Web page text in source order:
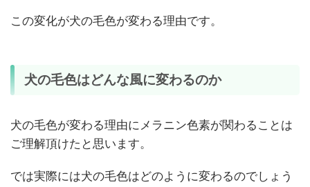
この変化が犬の毛色が変わる理由です。
犬の毛色はどんな風に変わるのか
犬の毛色が変わる理由にメラニン色素が関わることは
ご理解頂けたと思います。
では実際には犬の毛色はどのように変わるのでしょう